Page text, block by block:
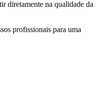
diretamente na qualidade da
profissionais para uma